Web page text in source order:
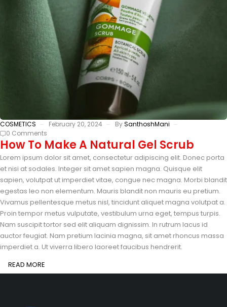
COSMETICS February 20, 2024 BySanthoshMani
0 Comments
How To Make A Natural Gel Scrub
Lorem ipsum dolor sit amet, consectetur adipiscing elit. Donec porta
et nisi at sodales. Integer sit amet sapien magna. Quisque elit
sapien, volutpat ut imperdiet vitae, congue nec magna. Morbi blandit
egestas leo non elementum. Mauris blandit non mauris eu pretium.
Vivamus pellentesque metus nisl, tincidunt aliquet magna volutpat a.
Proin tempor metus vulputate, vestibulum urna eget, tempus turpis.
Nam suscipit tortor sed elit aliquam dignissim. In rutrum lacus id
auctor feugiat. Nam pretium lacinia magna, sit amet rhoncus massa
imperdiet a. Ut viverra libero laoreet faucibus hendrerit.
READ MORE